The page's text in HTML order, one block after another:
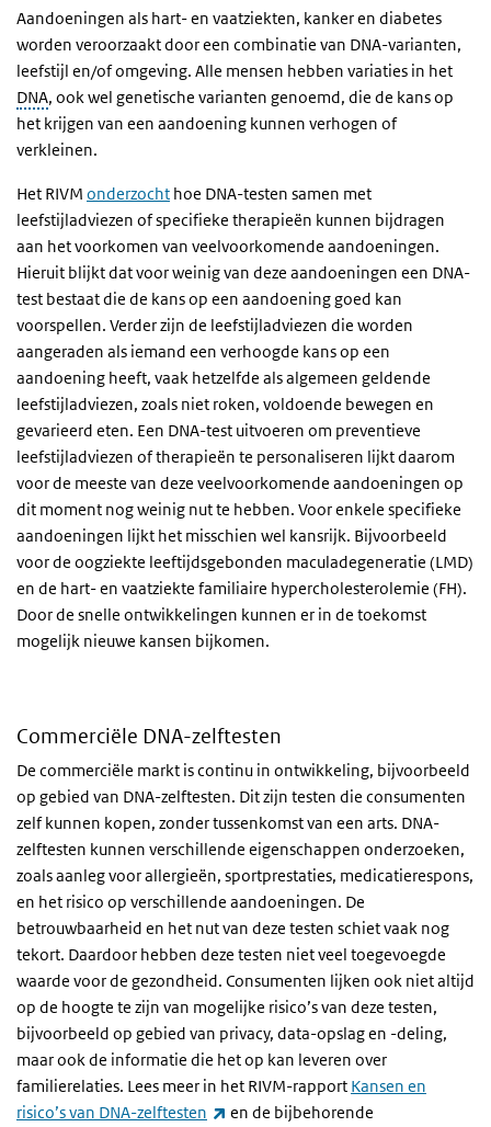
Aandoeningen als hart- en vaatziekten, kanker en diabetes
worden veroorzaakt door een combinatie van DNA-varianten,
leefstijl en/of omgeving. Alle mensen hebben variaties in het
DNA, ook wel genetische varianten genoemd, die de kans op
het krijgen van een aandoening kunnen verhogen of
verkleinen.
Het RIVM onderzocht hoe DNA-testen samen met
leefstijladviezen of specifieke therapieën kunnen bijdragen
aan het voorkomen van veelvoorkomende aandoeningen.
Hieruit blijkt dat voor weinig van deze aandoeningen een DNA-
test bestaat die de kans op een aandoening goed kan
voorspellen. Verder zijn de leefstijladviezen die worden
aangeraden als iemand een verhoogde kans op een
aandoening heeft, vaak hetzelfde als algemeen geldende
leefstijladviezen, zoals niet roken, voldoende bewegen en
gevarieerd eten. Een DNA-test uitvoeren om preventieve
leefstijladviezen of therapieën te personaliseren lijkt daarom
voor de meeste van deze veelvoorkomende aandoeningen op
dit moment nog weinig nut te hebben. Voor enkele specifieke
aandoeningen lijkt het misschien wel kansrijk. Bijvoorbeeld
voor de oogziekte leeftijdsgebonden maculadegeneratie (LMD)
en de hart- en vaatziekte familiaire hypercholesterolemie (FH).
Door de snelle ontwikkelingen kunnen er in de toekomst
mogelijk nieuwe kansen bijkomen.
Commerciële DNA-zelftesten
De commerciële markt is continu in ontwikkeling, bijvoorbeeld
op gebied van DNA-zelftesten. Dit zijn testen die consumenten
zelf kunnen kopen, zonder tussenkomst van een arts. DNA-
zelftesten kunnen verschillende eigenschappen onderzoeken,
zoals aanleg voor allergieën, sportprestaties, medicatierespons,
en het risico op verschillende aandoeningen. De
betrouwbaarheid en het nut van deze testen schiet vaak nog
tekort. Daardoor hebben deze testen niet veel toegevoegde
waarde voor de gezondheid. Consumenten lijken ook niet altijd
op de hoogte te zijn van mogelijke risico’s van deze testen,
bijvoorbeeld op gebied van privacy, data-opslag en -deling,
maar ook de informatie die het op kan leveren over
familierelaties. Lees meer in het RIVM-rapport Kansen en
risico’s van DNA-zelftesten
(externe link)
en de bijbehorende